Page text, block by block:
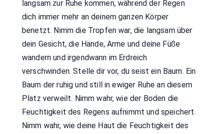
langsam zur Ruhe kommen, während der Regen
dich immer mehr an deinem ganzen Körper
benetzt. Nimm die Tropfen war, die langsam über
dein Gesicht, die Hände, Arme und deine Füße
wandern und irgendwann im Erdreich
verschwinden. Stelle dir vor, du seist ein Baum. Ein
Baum der ruhig und still in ewiger Ruhe an diesem
Platz verweilt. Nimm wahr, wie der Boden die
Feuchtigkeit des Regens aufnimmt und speichert.
Nimm wahr, wie deine Haut die Feuchtigkeit des